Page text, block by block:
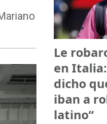
Le
en
dicho
iban a
latino“